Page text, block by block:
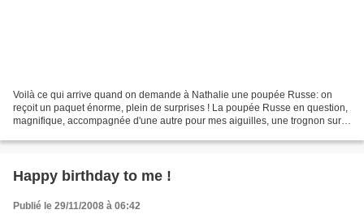
Voilà ce qui arrive quand on demande à Nathalie une poupée Russe: on
reçoit un paquet énorme, plein de surprises ! La poupée Russe en question,
magnifique, accompagnée d'une autre pour mes aiguilles, une trognon sur
Happy birthday to me !
Publié le 29/11/2008 à 06:42